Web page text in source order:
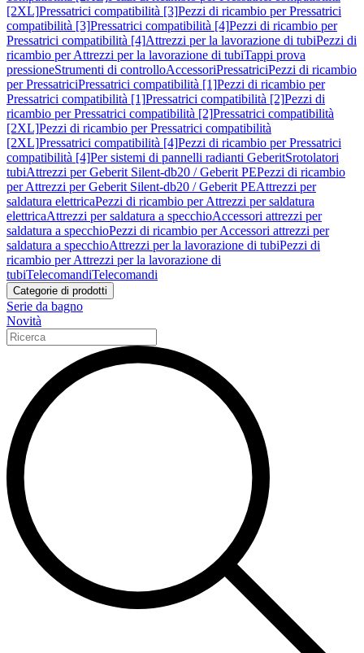
[2XL]Pressatrici compatibilità [3]Pezzi di ricambio per Pressatrici
compatibilità [3]Pressatrici compatibilità [4]Pezzi di ricambio per
Pressatrici compatibilità [4]Attrezzi per la lavorazione di tubiPezzi di
ricambio per Attrezzi per la lavorazione di tubiTappi prova
pressioneStrumenti di controlloAccessoriPressatriciPezzi di ricambio
per PressatriciPressatrici compatibilità [1]Pezzi di ricambio per
Pressatrici compatibilità [1]Pressatrici compatibilità [2]Pezzi di
ricambio per Pressatrici compatibilità [2]Pressatrici compatibilità
[2XL]Pezzi di ricambio per Pressatrici compatibilità
[2XL]Pressatrici compatibilità [4]Pezzi di ricambio per Pressatrici
compatibilità [4]Per sistemi di pannelli radianti GeberitSrotolatori
tubiAttrezzi per Geberit Silent-db20 / Geberit PEPezzi di ricambio
per Attrezzi per Geberit Silent-db20 / Geberit PEAttrezzi per
saldatura elettricaPezzi di ricambio per Attrezzi per saldatura
elettricaAttrezzi per saldatura a specchioAccessori attrezzi per
saldatura a specchioPezzi di ricambio per Accessori attrezzi per
saldatura a specchioAttrezzi per la lavorazione di tubiPezzi di
ricambio per Attrezzi per la lavorazione di
tubiTelecomandiTelecomandi
Categorie di prodotti
Serie da bagno
Novità